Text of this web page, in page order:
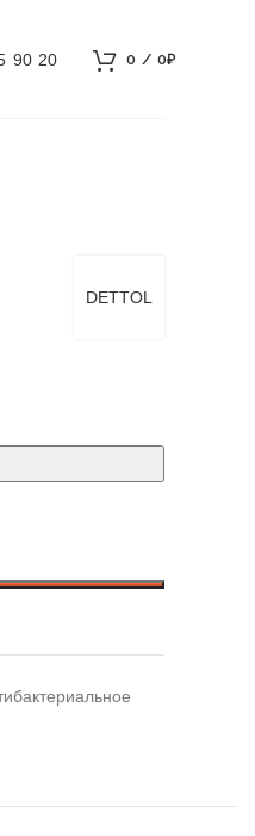
90 20 0 / 0₽
DETTOL